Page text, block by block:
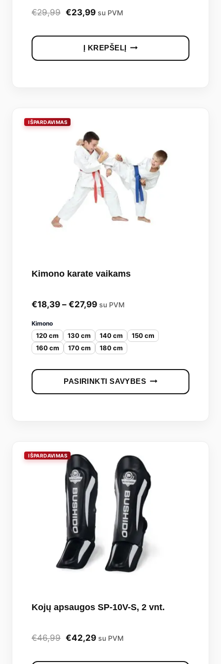
€29,99 Original
was:
€29,99.
€23,99Current
is:
€23,99.
su PVM
Į KREPŠELĮ
Kimono karate vaikams
€18,39 – €27,99Price
€18,39
through
€27,99
su PVM
Kimono
120 cm 130 cm 140 cm
150 cm
160 cm
170 cm 180 cm
PASIRINKTI SAVYBES
This
Kojų apsaugos SP-10V-S, 2 vnt.
€46,99 Original
€42,29Current
su PVM